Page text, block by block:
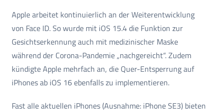
Apple arbeitet kontinuierlich an der Weiterentwicklung
von Face ID. So wurde mit iOS 15.4 die Funktion zur
Gesichtserkennung auch mit medizinischer Maske
während der Corona-Pandemie „nachgereicht“. Zudem
kündigte Apple mehrfach an, die Quer-Entsperrung auf
iPhones ab iOS 16 ebenfalls zu implementieren.
Fast alle aktuellen iPhones (Ausnahme: iPhone SE3) bieten